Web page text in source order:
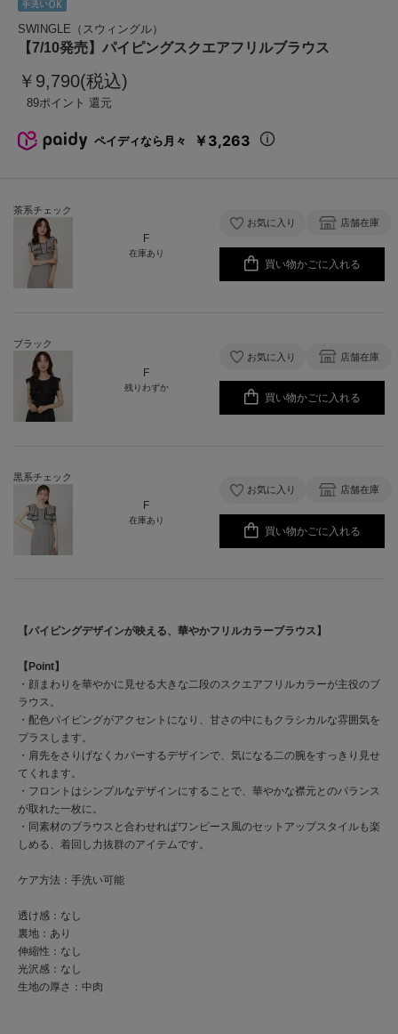
SWINGLE（スウィングル）
【7/10発売】パイピングスクエアフリルブラウス
￥9,790(税込)
89
茶系チェック
F
在庫あり
お気に入り 店舗在庫
買い物かごに入れる
ブラック
F
残りわずか
お気に入り 店舗在庫
買い物かごに入れる
黒系チェック
F
在庫あり
お気に入り 店舗在庫
買い物かごに入れる
ペイディなら月々 ￥3,263
【パイピングデザインが映える、華やかフリルカラーブラウス】
【Point】
・顔まわりを華やかに見せる大きな二段のスクエアフリルカラーが主役のブ
ラウス。
・配色パイピングがアクセントになり、甘さの中にもクラシカルな雰囲気を
プラスします。
・肩先をさりげなくカバーするデザインで、気になる二の腕をすっきり見せ
てくれます。
・フロントはシンプルなデザインにすることで、華やかな襟元とのバランス
が取れた一枚に。
・同素材のブラウスと合わせればワンピース風のセットアップスタイルも楽
しめる、着回し力抜群のアイテムです。
ケア方法：手洗い可能
透け感：なし
裏地：あり
伸縮性：なし
光沢感：なし
生地の厚さ：中肉